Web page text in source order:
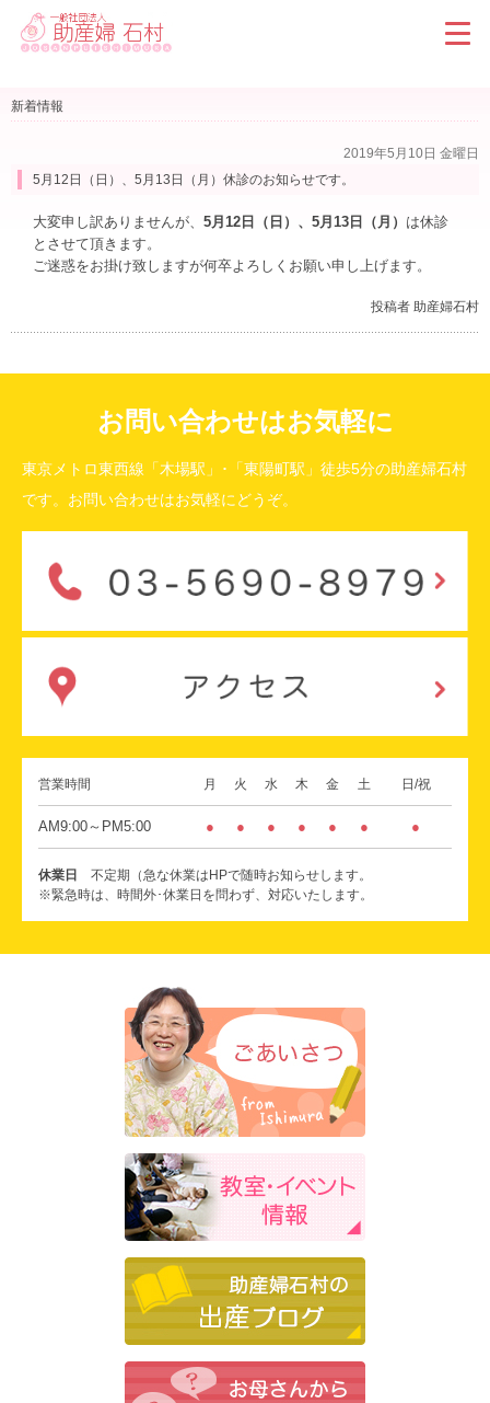
新着情報
2019年5月10日 金曜日
5月12日（日）、5月13日（月）休診のお知らせです。
大変申し訳ありませんが、 5月12日（日）、5月13日（月） は休診
とさせて頂きます。
ご迷惑をお掛け致しますが何卒よろしくお願い申し上げます。
投稿者 助産婦石村
お問い合わせはお気軽に
東京メトロ東西線「木場駅」･「東陽町駅」徒歩5分の助産婦石村
です。お問い合わせはお気軽にどうぞ。
営業時間 月 火 水 木 金 土 日/祝
AM9:00～PM5:00 ● ● ● ● ● ● ●
休業日
不定期（急な休業はHPで随時お知らせします。
※緊急時は、時間外･休業日を問わず、対応いたします。